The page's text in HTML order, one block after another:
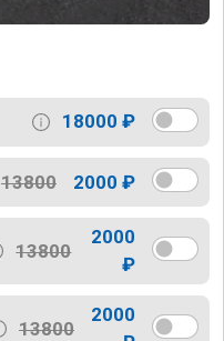
18000 ₽
13800 2000 ₽
13800
2000
₽
13800
2000